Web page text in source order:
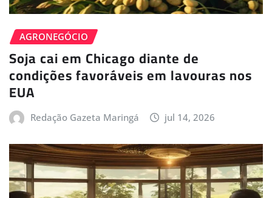
AGRONEGÓCIO
Soja cai em Chicago diante de
condições favoráveis em lavouras nos
EUA
Redação Gazeta Maringá jul 14, 2026